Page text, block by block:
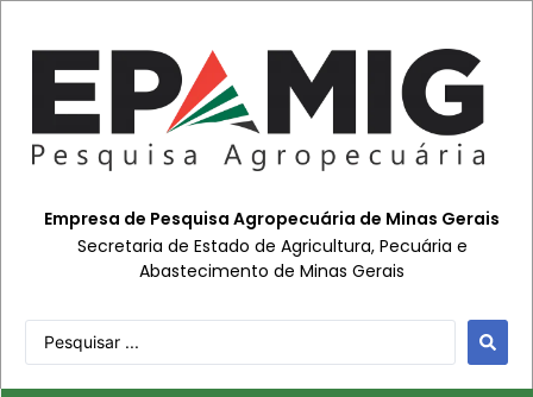
Empresa de Pesquisa Agropecuária de Minas Gerais
Secretaria de Estado de Agricultura, Pecuária e
Abastecimento de Minas Gerais